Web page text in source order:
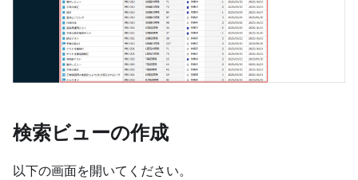
検索ビューの作成
以下の画面を開いてください。